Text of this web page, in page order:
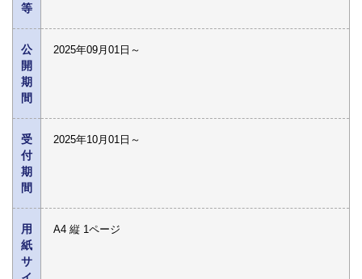
等
公
開
期
間
2025年09月01日～
受
付
期
間
2025年10月01日～
用
紙
サ
A4 縦 1ページ